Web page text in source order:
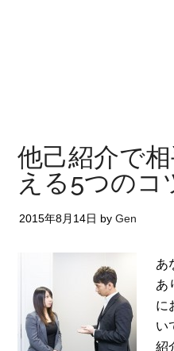
他己紹介で
える5つのコ
2015年8月14日 byGen
あ
あ
に
い
紹